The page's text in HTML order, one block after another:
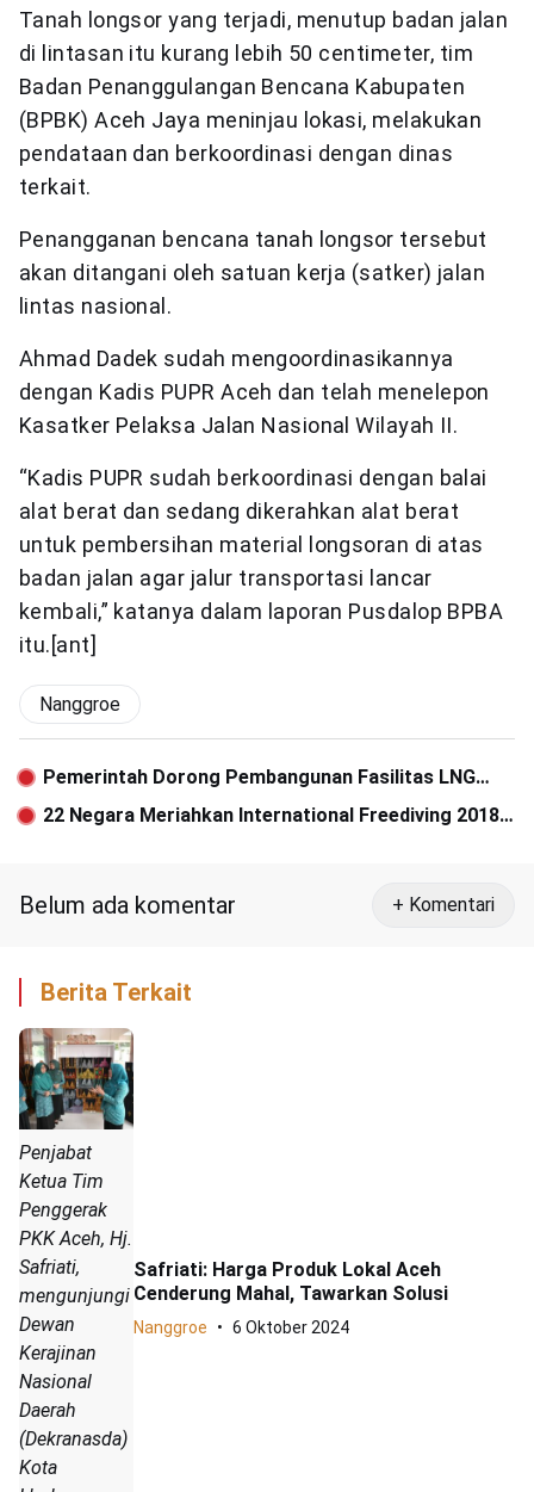
Tanah longsor yang terjadi, menutup badan jalan
di lintasan itu kurang lebih 50 centimeter, tim
Badan Penanggulangan Bencana Kabupaten
(BPBK) Aceh Jaya meninjau lokasi, melakukan
pendataan dan berkoordinasi dengan dinas
terkait.
Penangganan bencana tanah longsor tersebut
akan ditangani oleh satuan kerja (satker) jalan
lintas nasional.
Ahmad Dadek sudah mengoordinasikannya
dengan Kadis PUPR Aceh dan telah menelepon
Kasatker Pelaksa Jalan Nasional Wilayah II.
“Kadis PUPR sudah berkoordinasi dengan balai
alat berat dan sedang dikerahkan alat berat
untuk pembersihan material longsoran di atas
badan jalan agar jalur transportasi lancar
kembali,” katanya dalam laporan Pusdalop BPBA
itu.[ant]
Nanggroe
Pemerintah Dorong Pembangunan Fasilitas LNG
Skala Kecil
22 Negara Meriahkan International Freediving 2018
Belum ada komentar + Komentari
Berita Terkait
Penjabat
Ketua Tim
Penggerak
PKK Aceh, Hj.
Safriati,
mengunjungi
Dewan
Kerajinan
Nasional
Daerah
(Dekranasda)
Kota
Safriati: Harga Produk Lokal Aceh
Cenderung Mahal, Tawarkan Solusi
Nanggroe 6 Oktober 2024